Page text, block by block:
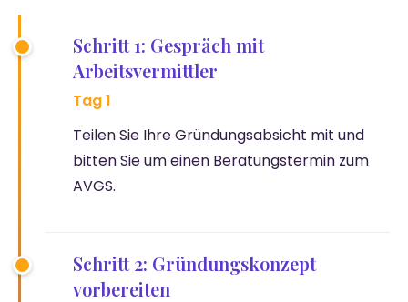
Schritt 1: Gespräch mit
Arbeitsvermittler
Tag 1
Teilen Sie Ihre Gründungsabsicht mit und
bitten Sie um einen Beratungstermin zum
AVGS.
Schritt 2: Gründungskonzept
vorbereiten